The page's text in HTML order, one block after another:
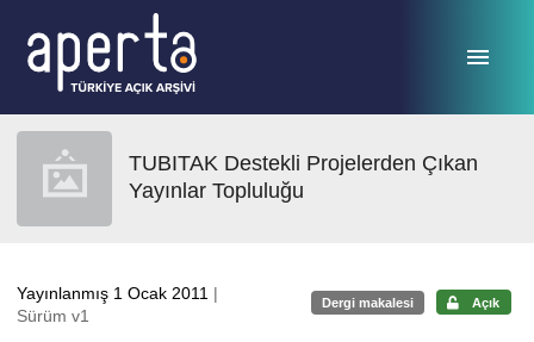
TUBITAK Destekli Projelerden Çıkan
Yayınlar Topluluğu
Yayınlanmış 1 Ocak 2011 |
Sürüm v1
Dergi makalesi Açık